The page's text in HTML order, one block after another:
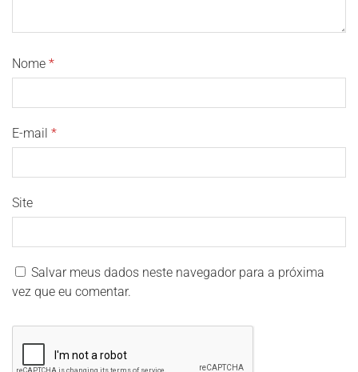
Nome *
E-mail *
Site
Salvar meus dados neste navegador para a próxima
vez que eu comentar.